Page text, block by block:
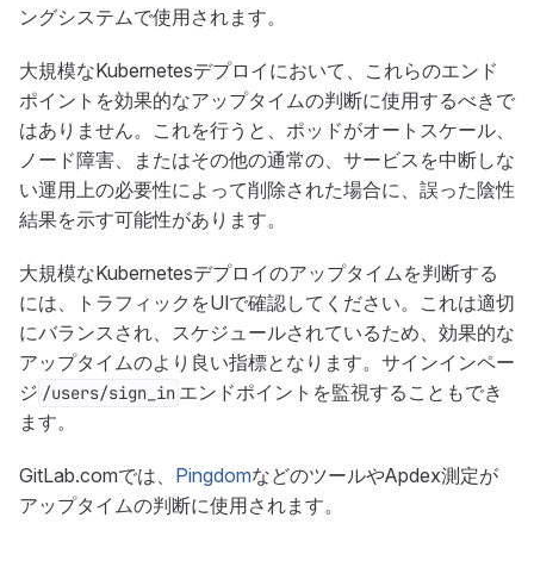
ングシステムで使用されます。
大規模なKubernetesデプロイにおいて、これらのエンド
ポイントを効果的なアップタイムの判断に使用するべきで
はありません。これを行うと、ポッドがオートスケール、
ノード障害、またはその他の通常の、サービスを中断しな
い運用上の必要性によって削除された場合に、誤った陰性
結果を示す可能性があります。
大規模なKubernetesデプロイのアップタイムを判断する
には、トラフィックをUIで確認してください。これは適切
にバランスされ、スケジュールされているため、効果的な
アップタイムのより良い指標となります。サインインペー
ジ /users/sign_in エンドポイントを監視することもでき
ます。
GitLab.comでは、 PingdomなどのツールやApdex測定が
アップタイムの判断に使用されます。